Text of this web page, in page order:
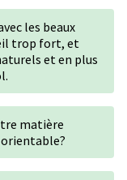
les beaux
trop fort, et
et en plus
matière